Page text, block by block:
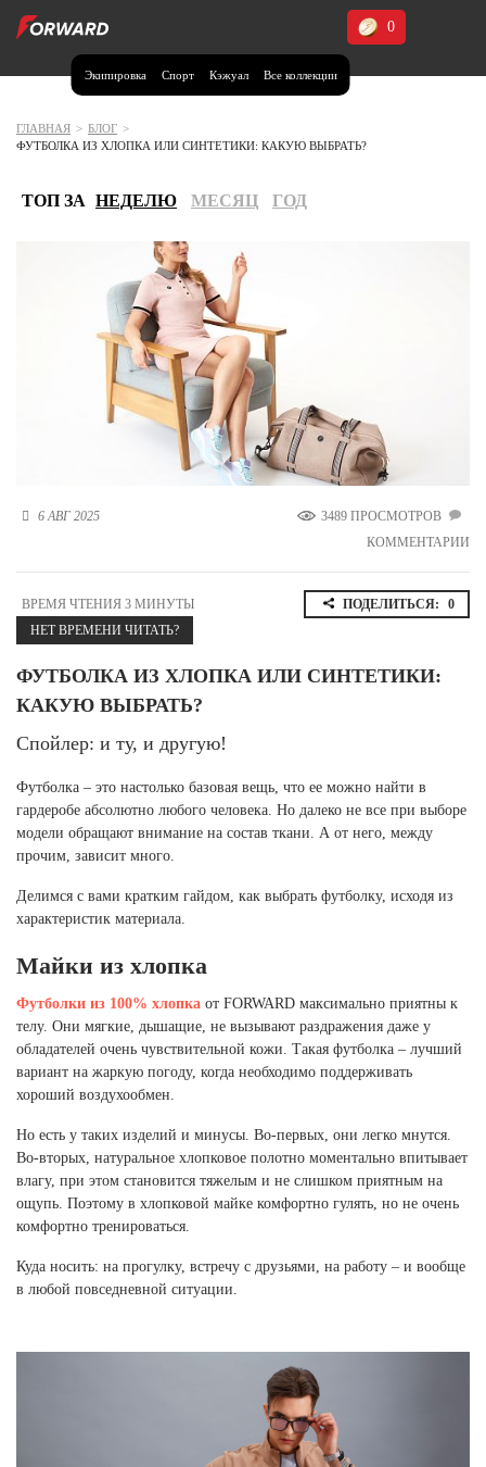
Экипировка Спорт Кэжуал Все коллекции
0
Москва и МО
Калининградская область (1)
Кемеровская область (2)
Краснодарский край (5)
Красноярский край (5)
Курская область (1)
Республика Крым (1)
Республика Татарстан (2)
Санкт-Петербург и ЛО (3)
Саратовская область (1)
Северная Осетия (2)
Смоленская область (1)
Ставропольский край (5)
Тульская область (1)
Тюменская область (3)
Хакасия (1)
Ханты-Мансийский автономный округ (3)
Челябинская область (2)
Ямало-Ненецкий автономный округ (1)
Ярославская область (1)
ГЛАВНАЯ > БЛОГ >
ФУТБОЛКА ИЗ ХЛОПКА ИЛИ СИНТЕТИКИ: КАКУЮ ВЫБРАТЬ?
ТОП ЗА НЕДЕЛЮ МЕСЯЦ ГОД
6 АВГ 2025
3489 ПРОСМОТРОВ
КОММЕНТАРИИ
ВРЕМЯ ЧТЕНИЯ 3 МИНУТЫ
НЕТ ВРЕМЕНИ ЧИТАТЬ?
ПОДЕЛИТЬСЯ: 0
ФУТБОЛКА ИЗ ХЛОПКА ИЛИ СИНТЕТИКИ:
КАКУЮ ВЫБРАТЬ?
Спойлер: и ту, и другую!
Футболка – это настолько базовая вещь, что ее можно найти в
гардеробе абсолютно любого человека. Но далеко не все при выборе
модели обращают внимание на состав ткани. А от него, между
прочим, зависит много.
Делимся с вами кратким гайдом, как выбрать футболку, исходя из
характеристик материала.
Майки из хлопка
Футболки из 100% хлопка от FORWARD максимально приятны к
телу. Они мягкие, дышащие, не вызывают раздражения даже у
обладателей очень чувствительной кожи. Такая футболка – лучший
вариант на жаркую погоду, когда необходимо поддерживать
хороший воздухообмен.
Но есть у таких изделий и минусы. Во-первых, они легко мнутся.
Во-вторых, натуральное хлопковое полотно моментально впитывает
влагу, при этом становится тяжелым и не слишком приятным на
ощупь. Поэтому в хлопковой майке комфортно гулять, но не очень
комфортно тренироваться.
Куда носить: на прогулку, встречу с друзьями, на работу – и вообще
в любой повседневной ситуации.